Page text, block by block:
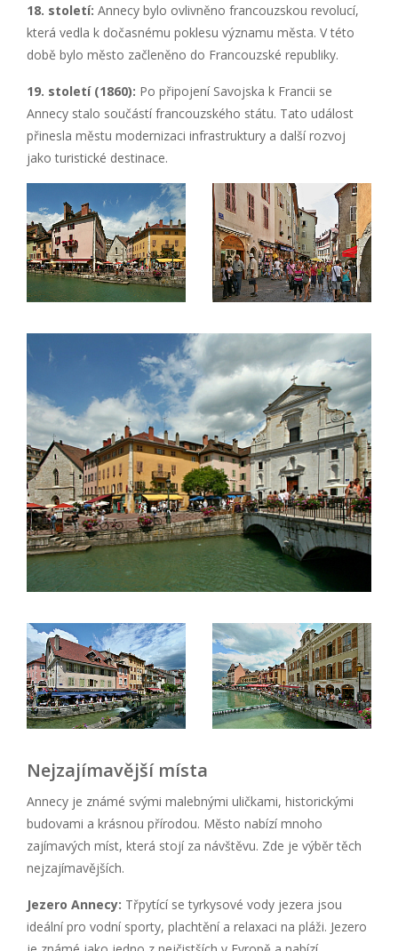
18. století: Annecy bylo ovlivněno francouzskou revolucí,
která vedla k dočasnému poklesu významu města. V této
době bylo město začleněno do Francouzské republiky.
19. století (1860): Po připojení Savojska k Francii se
Annecy stalo součástí francouzského státu. Tato událost
přinesla městu modernizaci infrastruktury a další rozvoj
jako turistické destinace.
Nejzajímavější místa
Annecy je známé svými malebnými uličkami, historickými
budovami a krásnou přírodou. Město nabízí mnoho
zajímavých míst, která stojí za návštěvu. Zde je výběr těch
nejzajímavějších.
Jezero Annecy: Třpytící se tyrkysové vody jezera jsou
ideální pro vodní sporty, plachtění a relaxaci na pláži. Jezero